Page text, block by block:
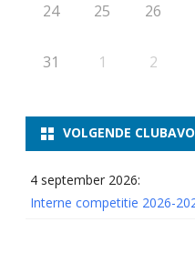
24 25 26
31 1 2
VOLGENDE
4 september 2026:
Interne competitie 2026-